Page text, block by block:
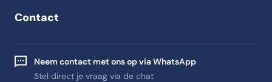
Contact
Neem contact met ons op via WhatsApp
Stel direct je vraag via de chat